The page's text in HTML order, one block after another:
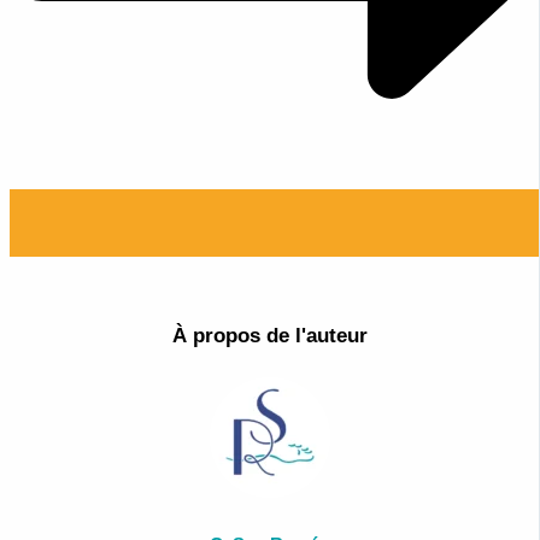
À propos de l'auteur